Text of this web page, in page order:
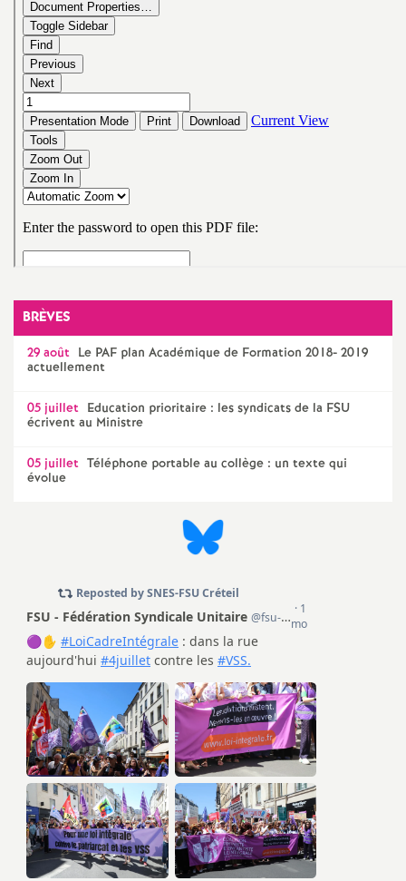
o
BRÈVES
29 août Le PAF plan Académique de Formation 2018- 2019
actuellement
05 juillet Education prioritaire : les syndicats de la FSU
écrivent au Ministre
05 juillet Téléphone portable au collège : un texte qui
évolue